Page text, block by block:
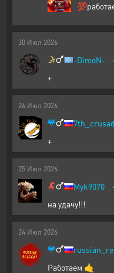
30 Июл 2026
-DimoN-
+
26 Июл 2026
+
25 Июл 2026
Myk9070
на удачу!!!
24 Июл 2026
Работаем 🤙